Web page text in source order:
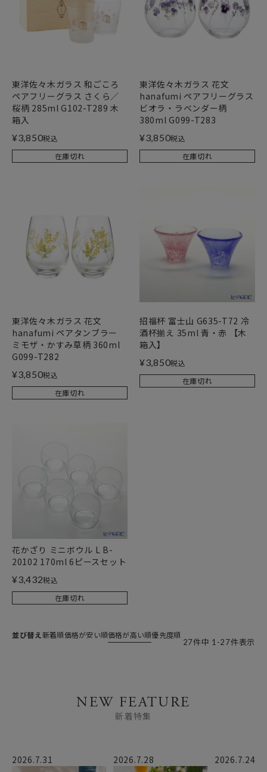
東洋佐々木ガラス 和ごころ
ペアフリーグラス さくら／
桜柄 285ml G102-T289 木
箱入
¥3,850税込
在庫切れ
東洋佐々木ガラス 花文
hanafumi ペアフリーグラス
ビオラ・ラベンダー柄
380ml G099-T283
¥3,850税込
在庫切れ
東洋佐々木ガラス 花文
hanafumi ペアタンブラー
ミモザ・かすみ草柄 360ml
G099-T282
¥3,850税込
在庫切れ
招福杯 富士山 G635-T72 冷
酒杯揃え 35ml 青・赤 【木
箱入】
¥3,850税込
在庫切れ
花かざり ミニボウル L B-
20102 170ml 6ピースセット
¥3,432税込
在庫切れ
並び替え 新着順価格が安い順価格が高い順優先度順
27件中 1 -27件表示
NEW FEATURE
新着特集
2026.7.31 2026.7.28
2026.7.24